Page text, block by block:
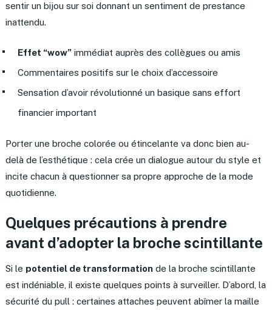
sentir un bijou sur soi donnant un sentiment de prestance
inattendu.
Effet “wow”immédiat auprès des collègues ou amis
Commentaires positifs sur le choix d’accessoire
Sensation d’avoir révolutionné un basique sans effort
financier important
Porter une broche colorée ou étincelante va donc bien au-
delà de l’esthétique : cela crée un dialogue autour du style et
incite chacun à questionner sa propre approche de la mode
quotidienne.
Quelques précautions à prendre
avant d’adopter la broche scintillante
Si le potentiel de transformationde la broche scintillante
est indéniable, il existe quelques points à surveiller. D’abord, la
sécurité du pull : certaines attaches peuvent abîmer la maille